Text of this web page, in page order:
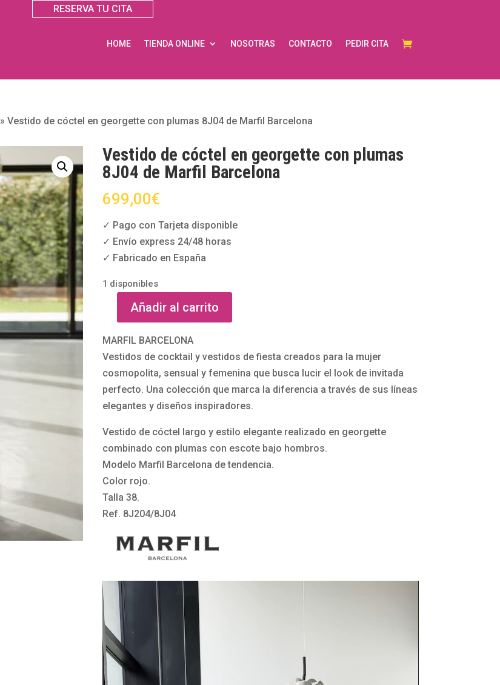
RESERVA TU CITA
HOME TIENDA ONLINE NOSOTRAS CONTACTO PEDIR CITA
»Vestido de cóctel en georgette con plumas 8J04 de Marfil Barcelona
Vestido de cóctel en georgette con plumas
8J04 de Marfil Barcelona
699,00€
✓ Pago con Tarjeta disponible
✓ Envío express 24/48 horas
✓ Fabricado en España
1 disponibles
Vestido
cóctel
en
georgette
con
plumas
8J04
de
Marfil
Barcelona
cantidad
Añadir al carrito
MARFIL BARCELONA
Vestidos de cocktail y vestidos de fiesta creados para la mujer
cosmopolita, sensual y femenina que busca lucir el look de invitada
perfecto. Una colección que marca la diferencia a través de sus líneas
elegantes y diseños inspiradores.
Vestido de cóctel largo y estilo elegante realizado en georgette
combinado con plumas con escote bajo hombros.
Modelo Marfil Barcelona de tendencia.
Color rojo.
Talla 38.
Ref. 8J204/8J04
Reproductor
de
vídeo